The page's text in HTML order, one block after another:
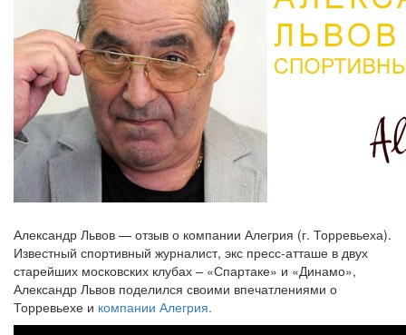
Александр Львов — отзыв о компании Алегрия (г. Торревьеха).
Известный спортивный журналист, экс пресс-атташе в двух
старейших московских клубах – «Спартаке» и «Динамо»,
Александр Львов поделился своими впечатлениями о
Торревьехе и компании Алегрия.